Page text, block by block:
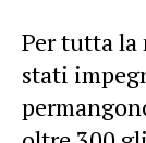
Per tutta
stati